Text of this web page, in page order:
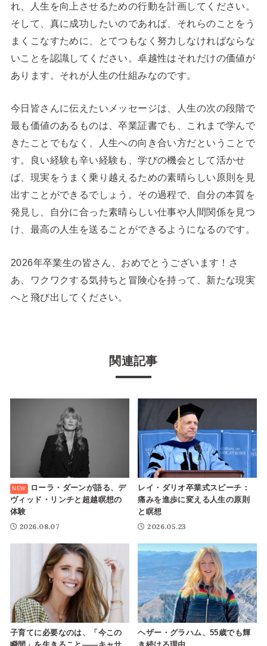
れ、人生を向上させるための行動を計画してください。
そして、真に成功したいのであれば、それらのことをう
まくこなすために、とてつもなく努力しなければならな
いことを認識してください。卓越性はそれだけの価値が
あります。それが人生の仕組みなのです。
今日皆さんに伝えたいメッセージは、人生の次の段階で
最も価値のあるものは、卒業証書でも、これまで学んで
きたことでもなく、人生への向き合い方だということで
す。良い経験も辛い経験も、学びの機会として活かせ
ば、現実をうまく乗り越えるための素晴らしい原則を見
出すことができるでしょう。その過程で、自分の本質を
発見し、自分に合った素晴らしい仕事や人間関係を見つ
け、最高の人生を送ることができるようになるのです。
2026年卒業生の皆さん、おめでとうございます！さ
あ、ワクワクする気持ちと冒険心を持って、新たな現実
へと飛び出してください。
関連記事
ローラ・ダーンが語る、デ
ヴィッド・リンチと超越瞑想の
体験
2026.08.07
レイ・ダリオ卒業式スピーチ：
痛みを進歩に変える人生の原則
と瞑想
2026.05.23
子育てに必要なのは、「今この
ヘザー・グラハム、55歳でも輝